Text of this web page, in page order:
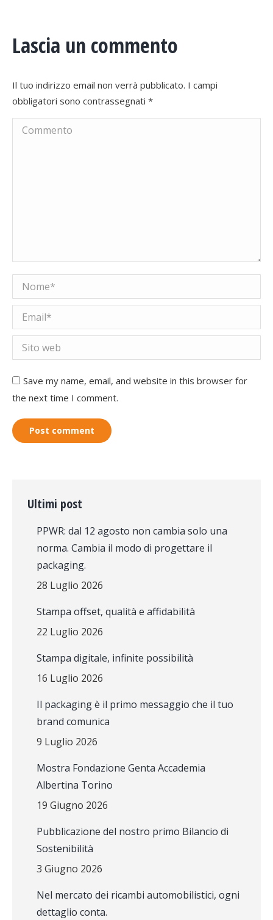
Lascia un commento
Il tuo indirizzo email non verrà pubblicato. I campi
obbligatori sono contrassegnati *
Commento
Nome *
Email *
Sito web
Save my name, email, and website in this browser for
the next time I comment.
Post comment
Ultimi post
PPWR: dal 12 agosto non cambia solo una
norma. Cambia il modo di progettare il
packaging.
28 Luglio 2026
Stampa offset, qualità e affidabilità
22 Luglio 2026
Stampa digitale, infinite possibilità
16 Luglio 2026
Il packaging è il primo messaggio che il tuo
brand comunica
9 Luglio 2026
Mostra Fondazione Genta Accademia
Albertina Torino
19 Giugno 2026
Pubblicazione del nostro primo Bilancio di
Sostenibilità
3 Giugno 2026
Nel mercato dei ricambi automobilistici, ogni
dettaglio conta.